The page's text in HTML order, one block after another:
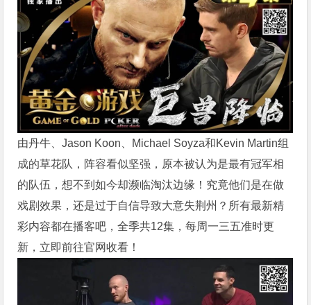
由丹牛、Jason Koon、Michael Soyza和Kevin Martin组
成的草花队，阵容看似坚强，原本被认为是最有冠军相
的队伍，想不到如今却濒临淘汰边缘！ 究竟他们是在做
戏剧效果，还是过于自信导致大意失荆州？ 所有最新精
彩内容都在播客吧，全季共12集，每周一三五准时更
新，立即前往官网收看！